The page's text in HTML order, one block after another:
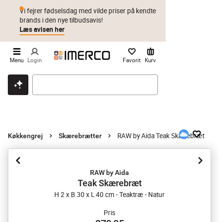
Klik & hent Byt i 1 år Prismatch
Vi fejrer fødselsdag med vilde priser på kendte
brands i den nye tilbudsavis!
Læs avisen her
Menu Login Favorit Kurv
Køkkengrej Skærebrætter RAW by Aida Teak Skærebræt
RAW by Aida
Teak Skærebræt
H 2 x B 30 x L 40 cm - Teaktræ - Natur
Pris